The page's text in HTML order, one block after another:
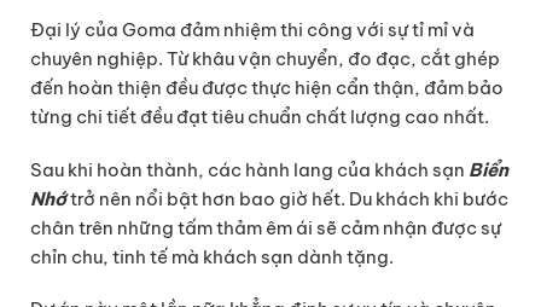
Đại lý của Goma đảm nhiệm thi công với sự tỉ mỉ và
chuyên nghiệp. Từ khâu vận chuyển, đo đạc, cắt ghép
đến hoàn thiện đều được thực hiện cẩn thận, đảm bảo
từng chi tiết đều đạt tiêu chuẩn chất lượng cao nhất.
Sau khi hoàn thành, các hành lang của khách sạn Biển
Nhớtrở nên nổi bật hơn bao giờ hết. Du khách khi bước
chân trên những tấm thảm êm ái sẽ cảm nhận được sự
chỉn chu, tinh tế mà khách sạn dành tặng.